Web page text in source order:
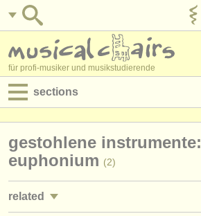
für profi-musiker und musikstudierende
sections
jobs - aufführung
jobs - verwaltung
gestohlene instrumente:
euphonium (2)
related